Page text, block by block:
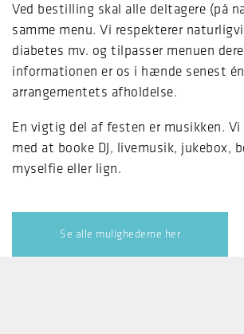
Ved bestilling skal alle deltagere (på
samme menu. Vi respekterer
diabetes mv. og tilpasser menuen
informationen er os i hænde senest
arrangementets afholdelse.
En vigtig del af festen er musikken.
med at booke DJ, livemusik, jukebox,
myselfie eller lign.
Se alle mulighederne her